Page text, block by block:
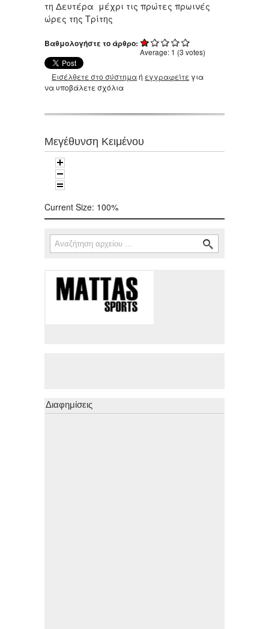
τη Δευτέρα μέχρι τις πρώτες πρωινές
ώρες της Τρίτης
Βαθμολογήστε το άρθρο:
Average: 1 (3 votes)
Εισέλθετε στο σύστημαή εγγραφείτε για
να υποβάλετε σχόλια
Μεγέθυνση Κειμένου
Current Size: 100%
Φόρμα αναζήτησης
Αναζήτηση
Διαφημίσεις